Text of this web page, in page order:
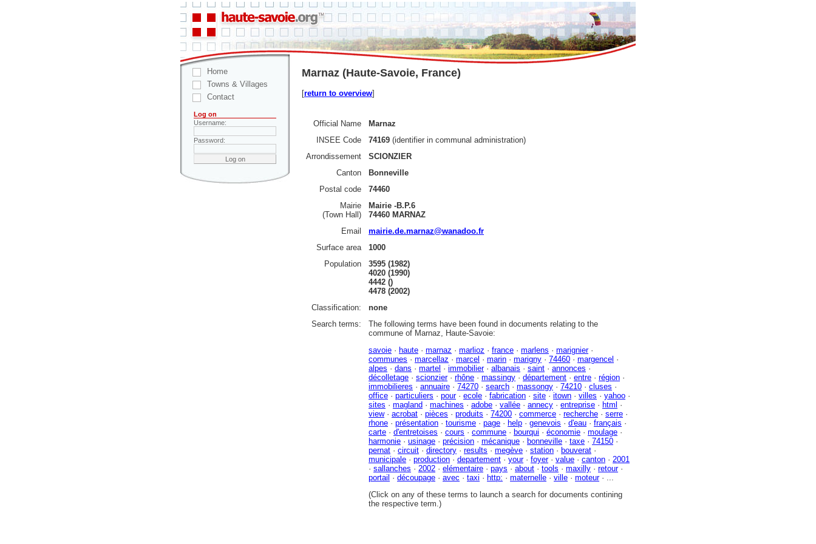
Home
Towns & Villages
Contact
Log on
Username:
Password:
Marnaz (Haute-Savoie, France)
[return to overview]
Official Name
Marnaz
INSEE Code
74169 (identifier in communal administration)
Arrondissement
SCIONZIER
Canton
Bonneville
Postal code
74460
Mairie
(Town Hall)
Mairie -B.P.6
74460 MARNAZ
Email
mairie.de.marnaz@wanadoo.fr
Surface area
1000
Population
3595 (1982)
4020 (1990)
4442 ()
4478 (2002)
Classification:
none
Search terms:
The following terms have been found in documents relating to the
commune of Marnaz, Haute-Savoie:
savoie · haute · marnaz · marlioz · france · marlens · marignier·
communes · marcellaz · marcel · marin · marigny · 74460 · margencel ·
alpes · dans · martel · immobilier· albanais · saint · annonces ·
décolletage · scionzier· rhône · massingy · département · entre · région ·
immobilieres · annuaire · 74270 · search · massongy · 74210 · cluses ·
office · particuliers · pour· ecole · fabrication · site · itown · villes · yahoo ·
sites · magland · machines · adobe · vallée · annecy · entreprise · html ·
view· acrobat · pièces · produits · 74200 · commerce · recherche · serre ·
rhone · présentation · tourisme · page · help · genevois · d'eau · français ·
carte · d'entretoises · cours · commune · bourqui · économie · moulage ·
harmonie · usinage · précision · mécanique · bonneville · taxe · 74150 ·
pernat · circuit · directory · results · megève · station · bouverat ·
municipale · production · departement · your· foyer· value · canton · 2001
· sallanches · 2002 · elémentaire · pays · about · tools · maxilly · retour·
portail · découpage · avec · taxi · http: · maternelle · ville · moteur· ...
(Click on any of these terms to launch a search for documents contining
the respective term.)